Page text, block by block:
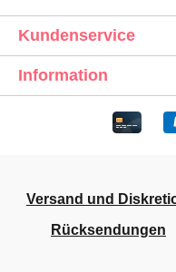
Kundenservice
Information
Versand und
Rücksendungen